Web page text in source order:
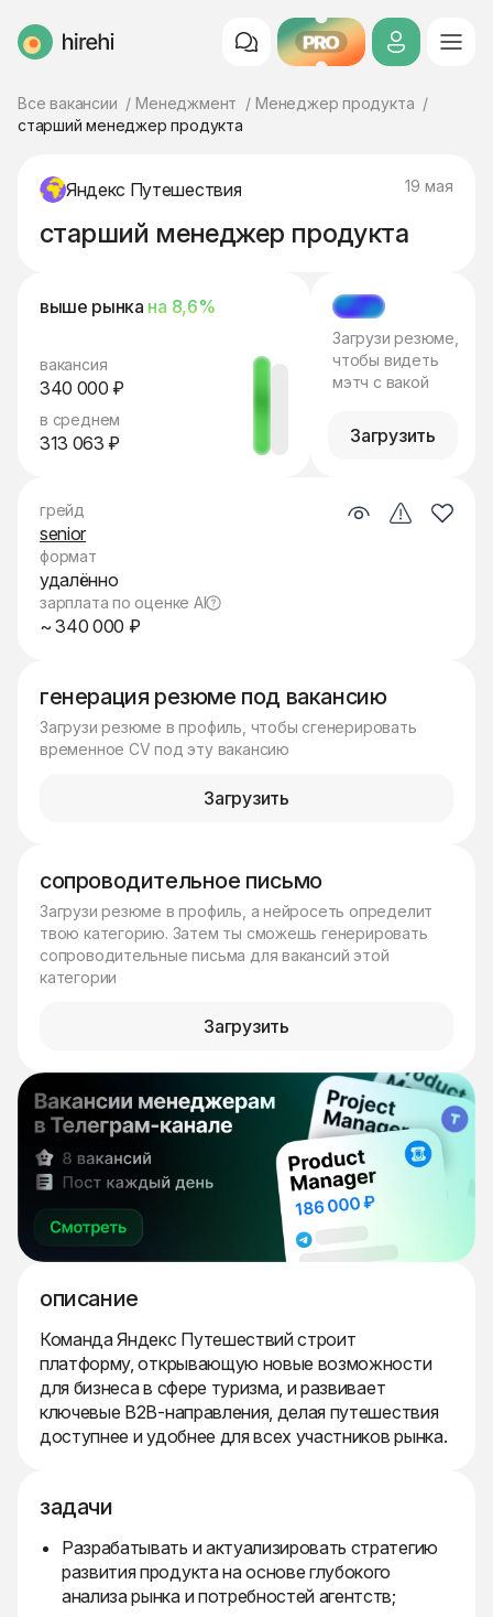
HireHi PRO
Все вакансии Менеджмент
Менеджер продукта
старший менеджер продукта
Яндекс Путешествия 19 мая
старший менеджер продукта
выше рынка на 8,6%
вакансия
340 000 ₽
в среднем
313 063 ₽
МЭТЧ
Загрузи резюме,
чтобы видеть
мэтч с вакой
Загрузить
генерация резюме под вакансию
Загрузи резюме в профиль, чтобы сгенерировать
временное CV под эту вакансию
Загрузить
сопроводительное письмо
Загрузи резюме в профиль, а нейросеть определит
твою категорию. Затем ты сможешь генерировать
сопроводительные письма для вакансий этой
категории
Загрузить
описание
Команда Яндекс Путешествий строит
платформу, открывающую новые возможности
для бизнеса в сфере туризма, и развивает
ключевые B2B-направления, делая путешествия
доступнее и удобнее для всех участников рынка.
задачи
Разрабатывать и актуализировать стратегию
развития продукта на основе глубокого
анализа рынка и потребностей агентств;
грейд
senior
формат
удалённо
зарплата по оценке AI
~ 340 000 ₽